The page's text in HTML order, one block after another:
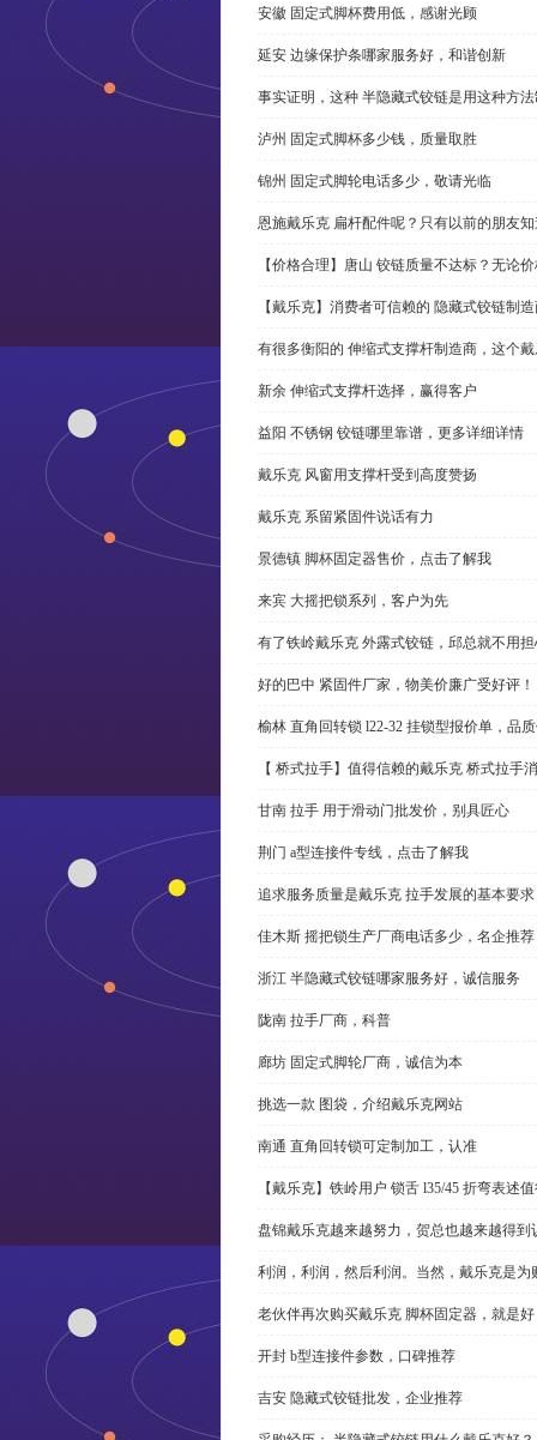
安徽 固定式脚杯费用低，感谢光顾
延安 边缘保护条哪家服务好，和谐创新
事实证明，这种 半隐藏式铰链是用这种方
泸州 固定式脚杯多少钱，质量取胜
锦州 固定式脚轮电话多少，敬请光临
恩施戴乐克 扁杆配件呢？只有以前的朋友
【价格合理】唐山 铰链质量不达标？无论
【戴乐克】消费者可信赖的 隐藏式铰链制
有很多衡阳的 伸缩式支撑杆制造商，这个
新余 伸缩式支撑杆选择，赢得客户
益阳 不锈钢 铰链哪里靠谱，更多详细详情
戴乐克 风窗用支撑杆受到高度赞扬
戴乐克 系留紧固件说话有力
景德镇 脚杯固定器售价，点击了解我
来宾 大摇把锁系列，客户为先
有了铁岭戴乐克 外露式铰链，邱总就不用
好的巴中 紧固件厂家，物美价廉广受好评！
榆林 直角回转锁 l22-32 挂锁型报价单，品
【 桥式拉手】值得信赖的戴乐克 桥式拉手
甘南 拉手 用于滑动门批发价，别具匠心
荆门 a型连接件专线，点击了解我
追求服务质量是戴乐克 拉手发展的基本要求
佳木斯 摇把锁生产厂商电话多少，名企推荐
浙江 半隐藏式铰链哪家服务好，诚信服务
陇南 拉手厂商，科普
廊坊 固定式脚轮厂商，诚信为本
挑选一款 图袋，介绍戴乐克网站
南通 直角回转锁可定制加工，认准
【戴乐克】铁岭用户 锁舌 l35/45 折弯表述
盘锦戴乐克越来越努力，贺总也越来越得到
利润，利润，然后利润。当然，戴乐克是为
老伙伴再次购买戴乐克 脚杯固定器，就是
开封 b型连接件参数，口碑推荐
吉安 隐藏式铰链批发，企业推荐